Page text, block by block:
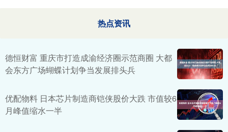
热点资讯
德恒财富 重庆市打造成渝经济圈示范商圈 大都
会东方广场蝴蝶计划争当发展排头兵
优配物料 日本芯片制造商铠侠股价大跌 市值较6
月峰值缩水一半